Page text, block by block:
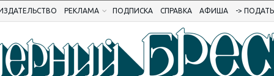
РЕКЛАМА ПОДПИСКА СПРАВКА АФИША ->